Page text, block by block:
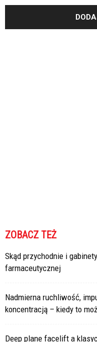
ZOBACZ TEŻ
Skąd przychodnie i
farmaceutycznej
Nadmierna ruchliwość,
koncentracją – kiedy to
Deep plane facelift a